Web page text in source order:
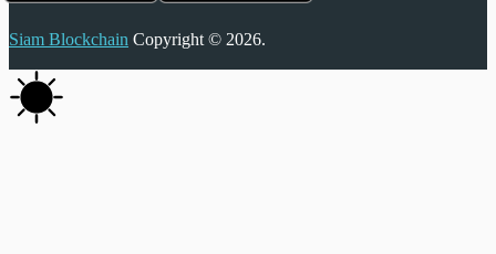
Siam Blockchain Copyright © 2026.